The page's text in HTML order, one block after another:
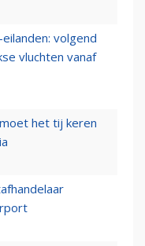
volgend
vluchten vanaf
het tij keren